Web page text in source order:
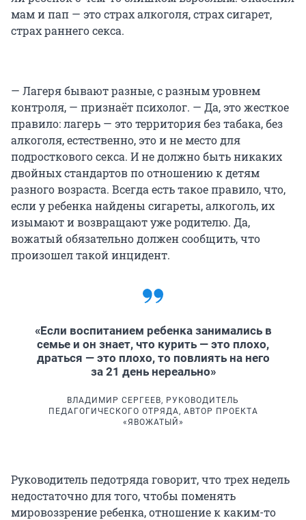
мам и пап — это страх алкоголя, страх сигарет,
страх раннего секса.
— Лагеря бывают разные, с разным уровнем
контроля, — признаёт психолог. — Да, это жесткое
правило: лагерь — это территория без табака, без
алкоголя, естественно, это и не место для
подросткового секса. И не должно быть никаких
двойных стандартов по отношению к детям
разного возраста. Всегда есть такое правило, что,
если у ребенка найдены сигареты, алкоголь, их
изымают и возвращают уже родителю. Да,
вожатый обязательно должен сообщить, что
произошел такой инцидент.
«Если воспитанием ребенка занимались в
семье и он знает, что курить — это плохо,
драться — это плохо, то повлиять на него
за 21 день нереально»
ВЛАДИМИР СЕРГЕЕВ, РУКОВОДИТЕЛЬ
ПЕДАГОГИЧЕСКОГО ОТРЯДА, АВТОР ПРОЕКТА
«ЯВОЖАТЫЙ»
Руководитель педотряда говорит, что трех недель
недостаточно для того, чтобы поменять
мировоззрение ребенка, отношение к каким-то